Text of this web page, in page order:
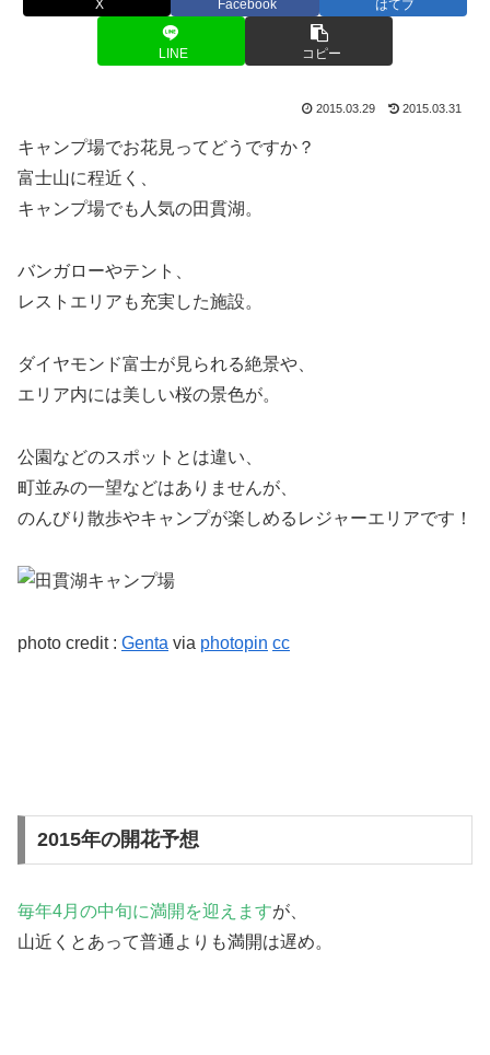
X Facebook はてブ
LINE コピー
2015.03.29 2015.03.31
キャンプ場でお花見ってどうですか？
富士山に程近く、
キャンプ場でも人気の田貫湖。
バンガローやテント、
レストエリアも充実した施設。
ダイヤモンド富士が見られる絶景や、
エリア内には美しい桜の景色が。
公園などのスポットとは違い、
町並みの一望などはありませんが、
のんびり散歩やキャンプが楽しめるレジャーエリアです！
photo credit : Genta via photopin cc
2015年の開花予想
毎年4月の中旬に満開を迎えますが、
山近くとあって普通よりも満開は遅め。